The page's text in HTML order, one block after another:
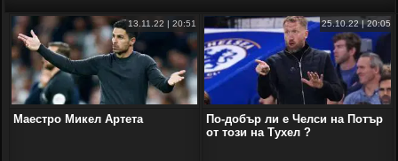
13.11.22 | 20:51
Маестро Микел Артета
25.10.22 | 20:05
По-добър ли е Челси на Потър
от този на Тухел ?